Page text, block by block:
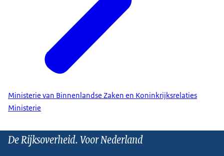
Ministerie van Binnenlandse Zaken en Koninkrijksrelaties
Ministerie
De Rijksoverheid. Voor Nederland